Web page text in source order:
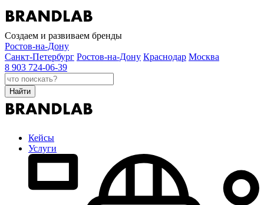
Создаем и развиваем бренды
Ростов-на-Дону
Санкт-Петербург Ростов-на-Дону Краснодар Москва
8 903 724-06-39
Найти
Кейсы
Услуги